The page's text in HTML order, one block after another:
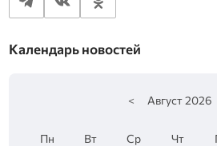
Календарь новостей
< Август 2026
Пн Вт Ср Чт